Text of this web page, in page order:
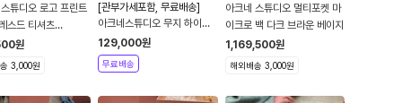
튜디오 로고 프린트
스드 티셔츠
원
3,000원
[관부가세포함, 무료배송]
아크네스튜디오 무지 하이넥
5부 티셔츠 2컬러
TSHIT000135
129,000원
무료배송
아크네 스튜디오 멀티포켓 마
이크로 백 다크 브라운 베이지
1,169,500원
해외배송 3,000원